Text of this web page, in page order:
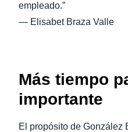
empleado.”
— Elisabet Braza Valle
Más tiempo
importante
El propósito de González